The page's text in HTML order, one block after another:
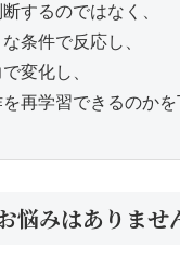
するのではなく、
条件で反応し、
変化し、
再学習できるのか
悩みはありませ